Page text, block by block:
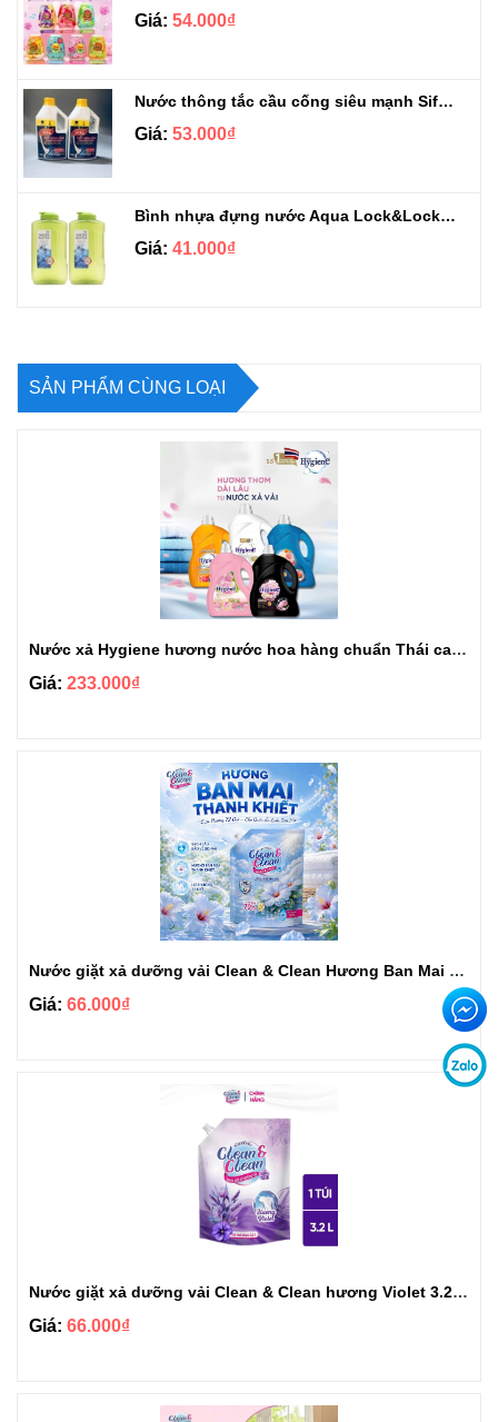
Giá: 54.000₫
Nước thông tắc cầu cống siêu mạnh Sifa 1.4kg
Giá: 53.000₫
Bình nhựa đựng nước Aqua Lock&Lock 2.1L
Giá: 41.000₫
SẢN PHẨM CÙNG LOẠI
Nước xả Hygiene hương nước hoa hàng chuẩn Thái can 3L3
Giá: 233.000₫
Nước giặt xả dưỡng vải Clean & Clean Hương Ban Mai 3.2kg
Giá: 66.000₫
Nước giặt xả dưỡng vải Clean & Clean hương Violet 3.2kg
Giá: 66.000₫